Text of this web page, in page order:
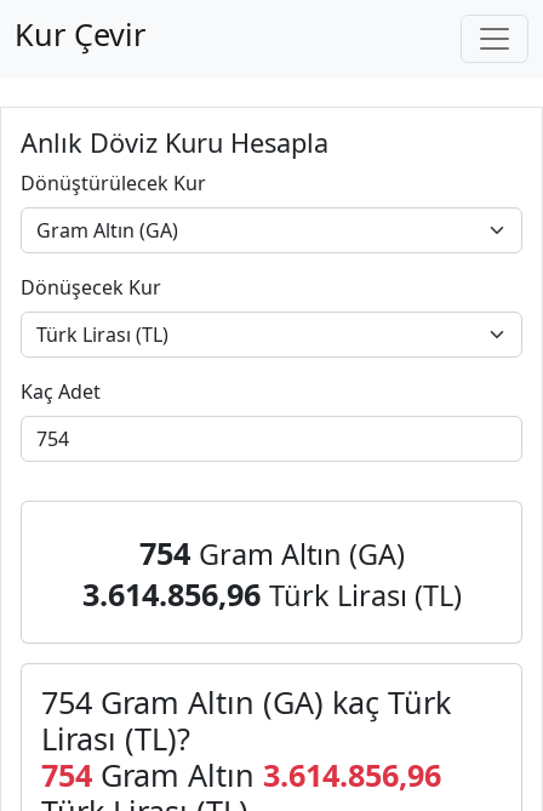
Kur Çevir
Anlık Döviz Kuru Hesapla
Dönüştürülecek Kur
Dönüşecek Kur
Kaç Adet
754 Gram Altın (GA)
3.614.856,96 Türk Lirası (TL)
754 Gram Altın (GA) kaç Türk
Lirası (TL)?
754 Gram Altın 3.614.856,96